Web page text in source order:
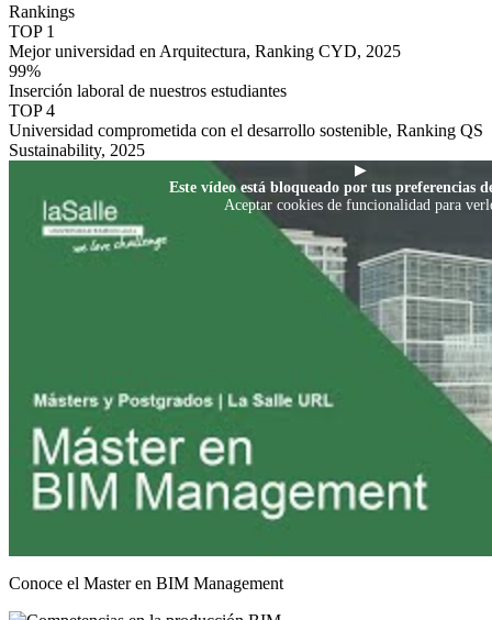
Rankings
TOP 1
Mejor universidad en Arquitectura, Ranking CYD, 2025
99%
Inserción laboral de nuestros estudiantes
TOP 4
Universidad comprometida con el desarrollo sostenible, Ranking QS
Sustainability, 2025
▶
Este vídeo está bloqueado por tus preferencias
Aceptar cookies de funcionalidad para
Conoce el Master en BIM Management